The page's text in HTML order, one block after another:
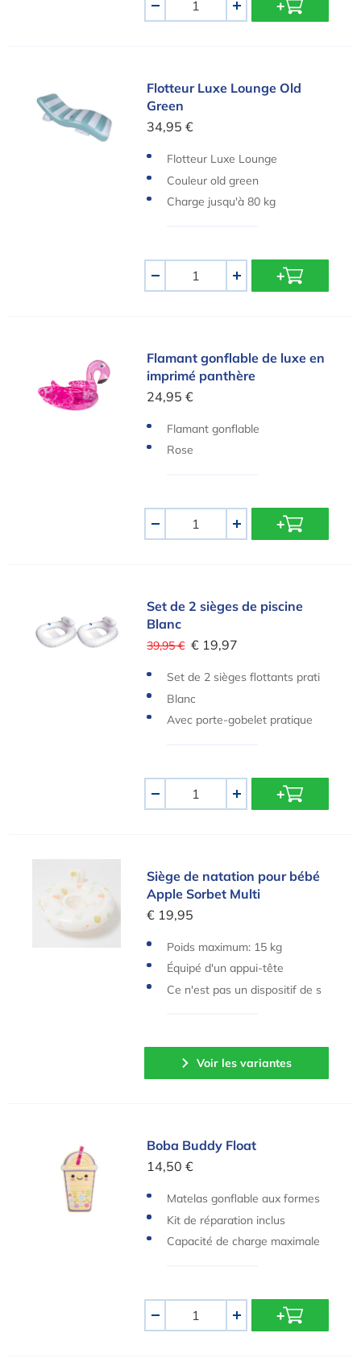
+
Flotteur Luxe Lounge Old Green
Flotteur Luxe Lounge Old
Green
34,95 €
Flotteur Luxe Lounge
Couleur old green
Charge jusqu'à 80 kg
+
Flamant gonflable de luxe en imprimé panthère
Flamant gonflable de luxe en
imprimé panthère
24,95 €
Flamant gonflable
Rose
+
Set de 2 sièges de piscine Blanc
Set de 2 sièges de piscine
Blanc
39,95 € € 19,97
Set de 2 sièges flottants prati
ques
Blanc
Avec porte-gobelet pratique
+
Siège de natation pour bébé Apple Sorbet Multi
Siège de natation pour bébé
Apple Sorbet Multi
€ 19,95
Poids maximum: 15 kg
Équipé d'un appui-tête
Ce n'est pas un dispositif de s
Voir les variantes
Boba Buddy FloatBoba Buddy Float
14,50 €
Matelas gonflable aux formes
amusantes
Kit de réparation inclus
Capacité de charge maximale
+